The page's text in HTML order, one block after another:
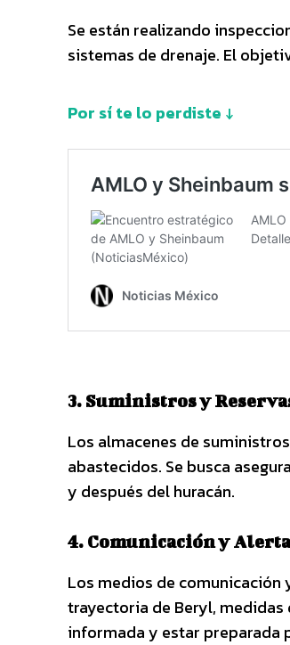
Se están realizando
sistemas de drenaje. El
Por sí te lo perdiste ↓
3. Suministros y
Los almacenes de
abastecidos. Se busca
y después del huracán.
4. Comunicación y
Los medios de
trayectoria de Beryl,
informada y estar preparada